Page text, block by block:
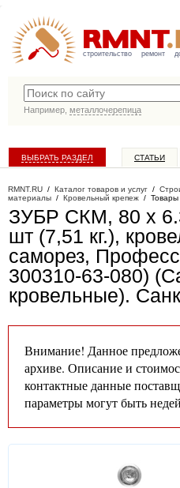
строительство ремонт
Например, металлочерепица
ВЫБРАТЬ РАЗДЕЛ СТАТЬИ
RMNT.RU / Каталог товаров и услуг /
материалы / Кровельный крепеж / Товары
ЗУБР СКМ, 80 х
шт (7,51 кг.),
саморез,
300310-63-080)
кровельные).
Внимание! Данное
архиве. Описание и
контактные данные
параметры могут быть